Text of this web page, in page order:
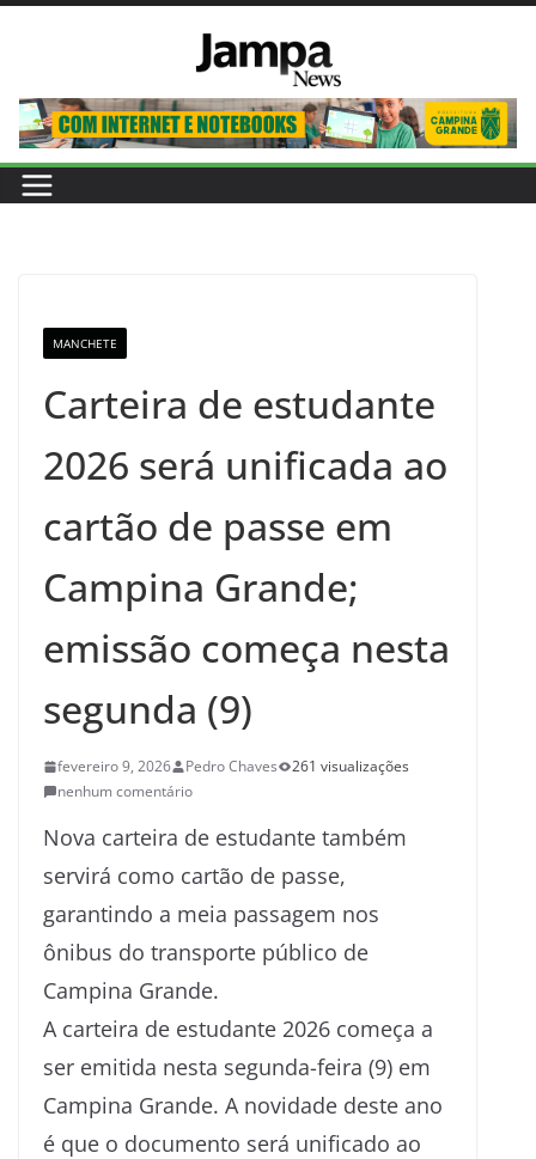
conteúdo
MANCHETE
Carteira de estudante
2026 será unificada ao
cartão de passe em
Campina Grande;
emissão começa nesta
segunda (9)
fevereiro 9, 2026 Pedro Chaves
261 visualizações
nenhum comentário
Nova carteira de estudante também
servirá como cartão de passe,
garantindo a meia passagem nos
ônibus do transporte público de
Campina Grande.
A carteira de estudante 2026 começa a
ser emitida nesta segunda-feira (9) em
Campina Grande. A novidade deste ano
é que o documento será unificado ao